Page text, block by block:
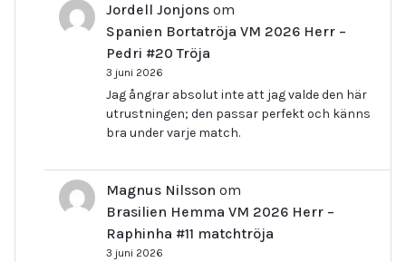
Jordell Jonjons om
Spanien Bortatröja VM 2026 Herr –
Pedri #20 Tröja
3 juni 2026
Jag ångrar absolut inte att jag valde den här
utrustningen; den passar perfekt och känns
bra under varje match.
Magnus Nilsson om
Brasilien Hemma VM 2026 Herr –
Raphinha #11 matchtröja
3 juni 2026